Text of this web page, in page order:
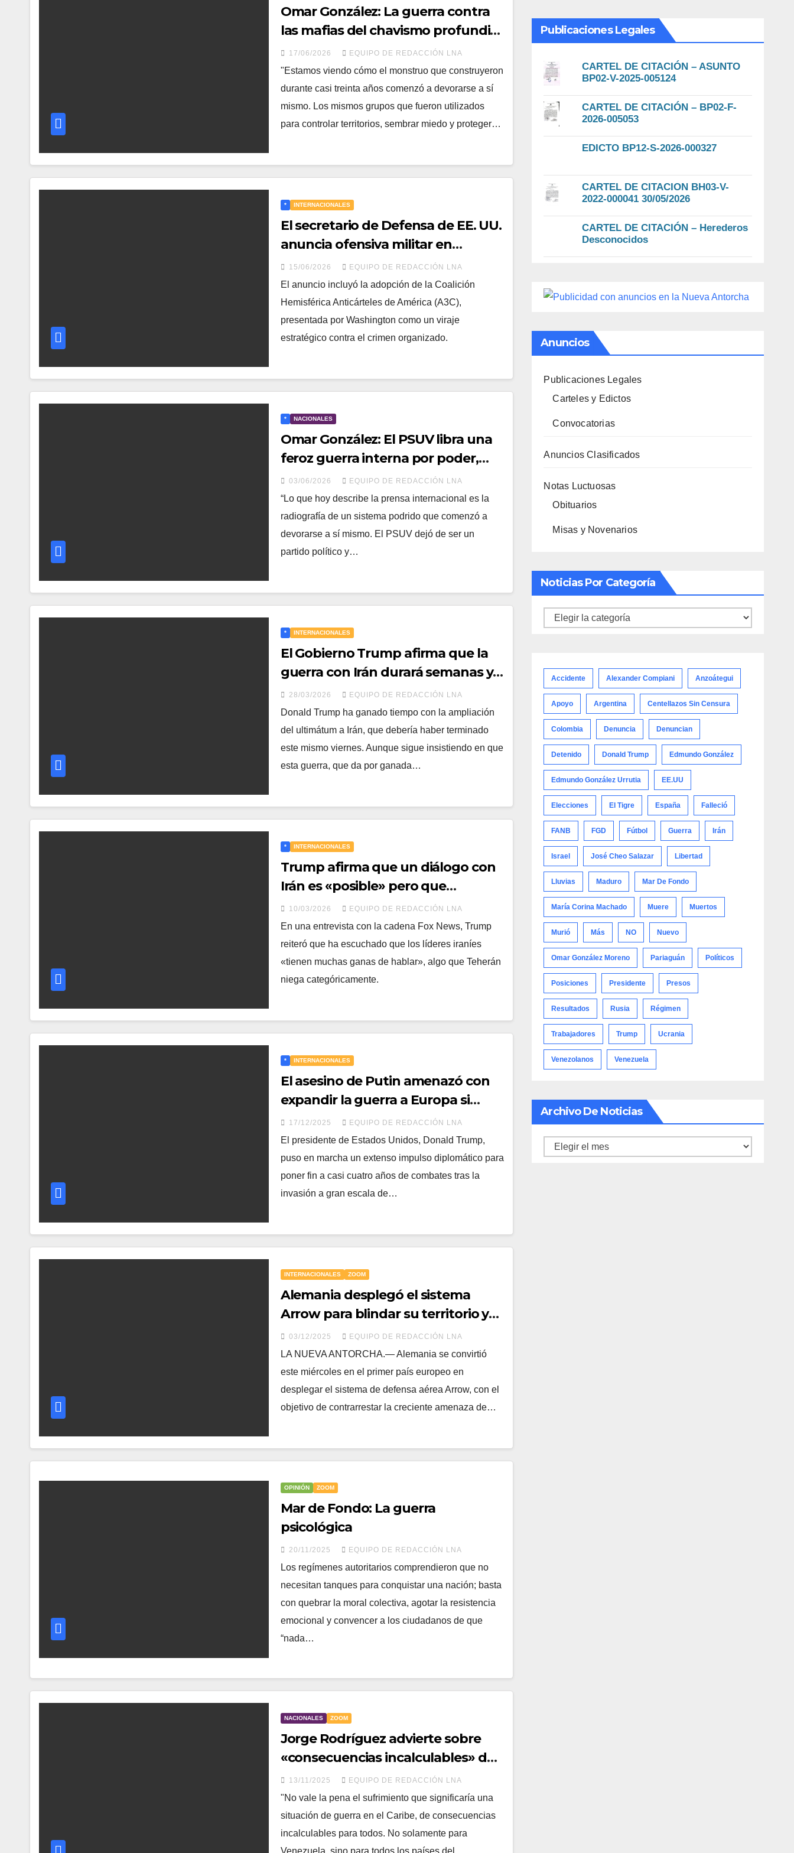
Omar González: La guerra contra
las mafias del chavismo profundiza
la fractura interna del régimen
17/06/2026 EQUIPO DE REDACCIÓN LNA
"Estamos viendo cómo el monstruo que construyeron
durante casi treinta años comenzó a devorarse a sí
mismo. Los mismos grupos que fueron utilizados
para controlar territorios, sembrar miedo y proteger…
* INTERNACIONALES
El secretario de Defensa de EE. UU.
anuncia ofensiva militar en
América Latina tras la eliminación
del líder del Tren de Aragua
15/06/2026 EQUIPO DE REDACCIÓN LNA
El anuncio incluyó la adopción de la Coalición
Hemisférica Anticárteles de América (A3C),
presentada por Washington como un viraje
estratégico contra el crimen organizado.
* NACIONALES
Omar González: El PSUV libra una
feroz guerra interna por poder,
dinero y supervivencia
03/06/2026 EQUIPO DE REDACCIÓN LNA
“Lo que hoy describe la prensa internacional es la
radiografía de un sistema podrido que comenzó a
devorarse a sí mismo. El PSUV dejó de ser un
partido político y…
* INTERNACIONALES
El Gobierno Trump afirma que la
guerra con Irán durará semanas y
no se necesitarán tropas terrestres
de EE. UU.
28/03/2026 EQUIPO DE REDACCIÓN LNA
Donald Trump ha ganado tiempo con la ampliación
del ultimátum a Irán, que debería haber terminado
este mismo viernes. Aunque sigue insistiendo en que
esta guerra, que da por ganada…
* INTERNACIONALES
Trump afirma que un diálogo con
Irán es «posible» pero que
«depende de los términos»
10/03/2026 EQUIPO DE REDACCIÓN LNA
En una entrevista con la cadena Fox News, Trump
reiteró que ha escuchado que los líderes iraníes
«tienen muchas ganas de hablar», algo que Teherán
niega categóricamente.
* INTERNACIONALES
El asesino de Putin amenazó con
expandir la guerra a Europa si
Ucrania rechaza sus condiciones
de paz: “Rusia liberará sus tierras
históricas”
17/12/2025 EQUIPO DE REDACCIÓN LNA
El presidente de Estados Unidos, Donald Trump,
puso en marcha un extenso impulso diplomático para
poner fin a casi cuatro años de combates tras la
invasión a gran escala de…
INTERNACIONALES ZOOM
Alemania desplegó el sistema
Arrow para blindar su territorio y
reforzar su defensa ante la
amenaza de misiles rusos
03/12/2025 EQUIPO DE REDACCIÓN LNA
LA NUEVA ANTORCHA.— Alemania se convirtió
este miércoles en el primer país europeo en
desplegar el sistema de defensa aérea Arrow, con el
objetivo de contrarrestar la creciente amenaza de…
OPINIÓN ZOOM
Mar de Fondo: La guerra
psicológica
20/11/2025 EQUIPO DE REDACCIÓN LNA
Los regímenes autoritarios comprendieron que no
necesitan tanques para conquistar una nación; basta
con quebrar la moral colectiva, agotar la resistencia
emocional y convencer a los ciudadanos de que
“nada…
NACIONALES ZOOM
Jorge Rodríguez advierte sobre
«consecuencias incalculables» de
una posible guerra en el Caribe
13/11/2025 EQUIPO DE REDACCIÓN LNA
"No vale la pena el sufrimiento que significaría una
situación de guerra en el Caribe, de consecuencias
incalculables para todos. No solamente para
Publicaciones Legales
CARTEL DE CITACIÓN – ASUNTO
BP02-V-2025-005124
CARTEL DE CITACIÓN – BP02-F-
2026-005053
EDICTO BP12-S-2026-000327
CARTEL DE CITACION BH03-V-
2022-000041 30/05/2026
CARTEL DE CITACIÓN – Herederos
Desconocidos
Anuncios
Publicaciones Legales
Carteles y Edictos
Convocatorias
Anuncios Clasificados
Notas Luctuosas
Obituarios
Misas y Novenarios
Noticias Por Categoría
Noticias
Accidente Alexander Compiani Anzoátegui
Apoyo Argentina Centellazos Sin Censura
Colombia Denuncia Denuncian
Detenido Donald Trump Edmundo González
Edmundo González Urrutia EE.UU
Elecciones El Tigre España Falleció
FANB FGD Fútbol Guerra Irán
Israel José Cheo Salazar Libertad
Lluvias Maduro Mar De Fondo
María Corina Machado Muere Muertos
Murió Más NO Nuevo
Omar González Moreno Pariaguán Políticos
Posiciones Presidente Presos
Resultados Rusia Régimen
Trabajadores Trump Ucrania
Venezolanos Venezuela
Archivo De Noticias
Archivo